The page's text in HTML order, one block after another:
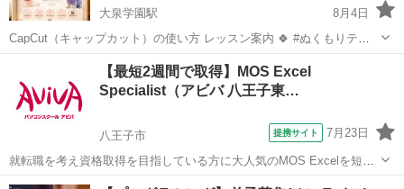
大泉学園駅
8月4日
CapCut（キャップカット）の使い方 レッスン案内 🍀 #ぬくもりテラ
ス 📱 iPhone対応 ☕ お茶をしながら 自分の写真を使って 素敵な動画
を作る講習です♪ 💰 レッスン費用：1,500円 👥 定員：3名 ...
大泉学園駅 その他
【最短2週間で取得】MOS Excel
Specialist（アビバ 八王子東…
八王子市 提携サイト 7月23日
就転職を考え資格取得を目指している方に大人気のMOS Excelを短期
集中で目指す検定対策の講座です。新規お問い合わせ頂いた方限定で
東京 八王子市 エクセル